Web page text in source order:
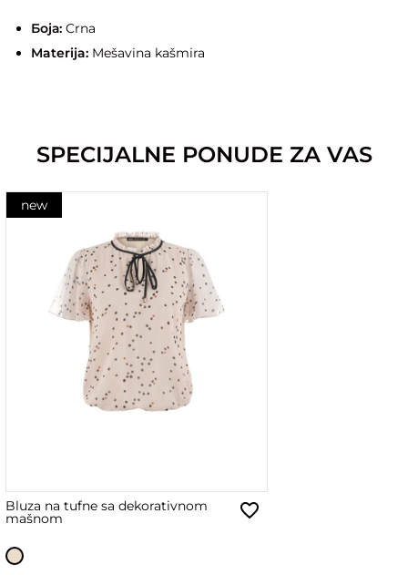
Боја:Crna
Materija:Mešavina kašmira
SPECIJALNE PONUDE ZA VAS
new
Bluza na tufne sa dekorativnom
mašnom